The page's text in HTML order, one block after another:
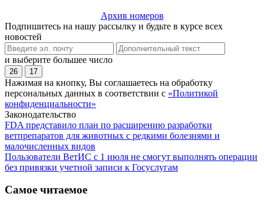
Архив номеров
Подпишитесь на нашу рассылку и будьте в курсе всех
новостей
и выберите большее число
26 17
Нажимая на кнопку, Вы соглашаетесь на обработку
персональных данных в соответствии с «Политикой
конфиденциальности»
Законодательство
FDA представило план по расширению разработки
ветпрепаратов для животных с редкими болезнями и
малочисленных видов
Пользователи ВетИС с 1 июля не смогут выполнять операции
без привязки учетной записи к Госуслугам
Самое читаемое